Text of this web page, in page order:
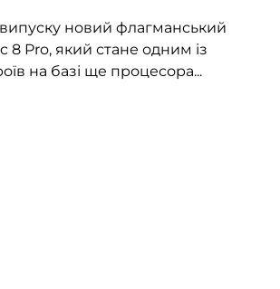
новий флагманський
8 Pro, який стане одним із
на базі ще процесора...